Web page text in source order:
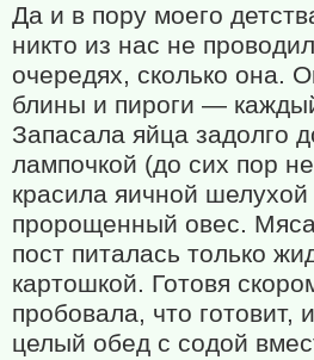
Да и в пору моего
никто из нас не
очередях, сколько она.
блины и пироги —
Запасала яйца задолго
лампочкой (до сих пор
красила яичной
пророщенный овес.
пост питалась только
картошкой. Готовя
пробовала, что готовит,
целый обед с содой